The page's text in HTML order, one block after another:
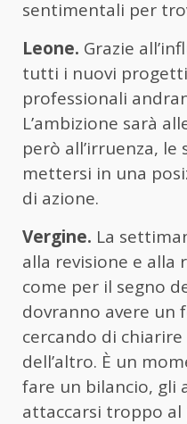
sentimentali per
Leone. Grazie
tutti i nuovi
professionali
L’ambizione sarà
però all’irruenza,
mettersi in una
di azione.
Vergine. La
alla revisione e alla
come per il segno
dovranno avere un
cercando di
dell’altro. È un
fare un bilancio, gli
attaccarsi troppo al